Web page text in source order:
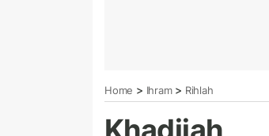
Home > Ihram> Rihlah